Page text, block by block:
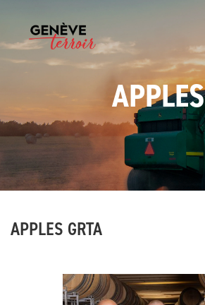
APPLES
APPLES GRTA